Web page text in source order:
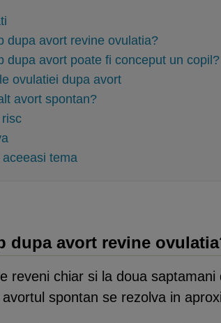
dupa avort revine ovulatia?
dupa avort poate fi conceput un copil?
ovulatiei dupa avort
avort spontan?
tema
dupa avort revine
reveni chiar si la doua
spontan se rezolva in